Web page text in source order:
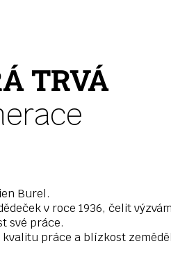
TRVÁ
Burel.
v roce 1936, čelit
své práce.
práce a blízkost